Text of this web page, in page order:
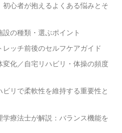
初心者が抱えるよくある悩みとそ
設の種類・選ぶポイント
レッチ前後のセルフケアガイド
変化／自宅リハビリ・体操の頻度
ビリで柔軟性を維持する重要性と
学療法士が解説：バランス機能を